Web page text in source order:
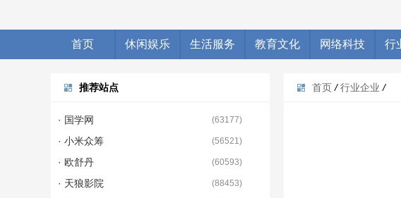
首页 休闲娱乐 生活服务 教育文化 网络科技 行
首页 / 行业企业 /
推荐站点
· 国学网 (63177)
· 小米众筹 (56521)
· 欧舒丹 (60593)
· 天狼影院 (88453)